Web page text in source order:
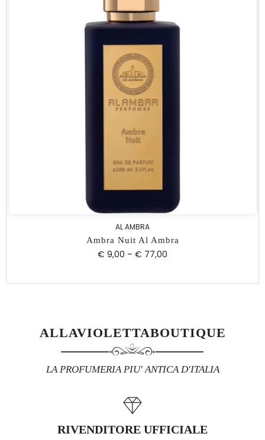
AL AMBRA
Ambra Nuit Al Ambra
€ 9,00 – € 77,00
ALLAVIOLETTABOUTIQUE
LA PROFUMERIA PIU' ANTICA D'ITALIA
RIVENDITORE UFFICIALE